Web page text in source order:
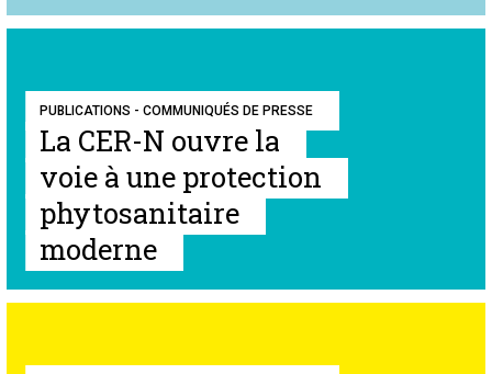
PUBLICATIONS - COMMUNIQUÉS DE PRESSE
La CER-N ouvre la
voie à une protection
phytosanitaire
moderne